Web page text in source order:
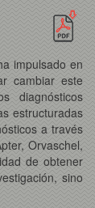
impulsado en
cambiar este
diagnósticos
estructuradas
a través
Orvaschel,
de obtener
sino